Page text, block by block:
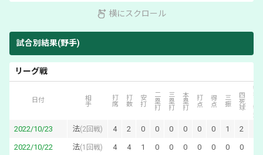
横にスクロール
試合別結果(野手)
リーグ戦
日付 相手 打席 打数 安打 二塁打 三塁打 本塁打 打点 得点 三振 四死球 犠打・犠飛
2022/10/23 法(2回戦) 4 2 0 0 0 0 0 0 1 2
2022/10/22 法(1回戦) 4 4 1 0 0 0 0 0 0 0